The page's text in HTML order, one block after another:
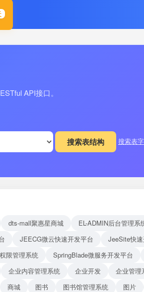
API接口。
搜索表
dts-mall聚惠星商城 EL-ADMIN后台管理系
JEECG微云快速开发平台 JeeSite快
限管理系统 SpringBlade微服务开发平台
企业内容管理系统 企业开发 企业管理
商城 图书 图书馆管理系统 图片